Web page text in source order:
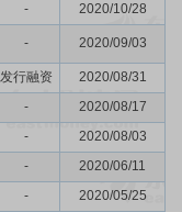
- 2020/10/28
- 2020/09/03
发行融资
2020/08/31
-
2020/08/17
-
2020/08/03
-
2020/06/11
-
2020/05/25